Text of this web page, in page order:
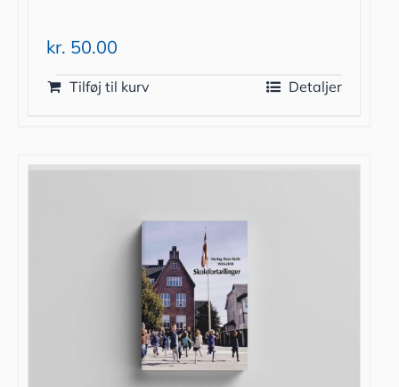
kr. 50.00
Tilføj til kurv Detaljer